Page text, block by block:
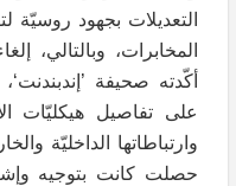
التعديلات بجهود روسيّة
المخابرات، وبالتالي،
أكّدته صحيفة
على تفاصيل هيكليّات
وارتباطاتها الداخليّة
حصلت كانت بتوجيه